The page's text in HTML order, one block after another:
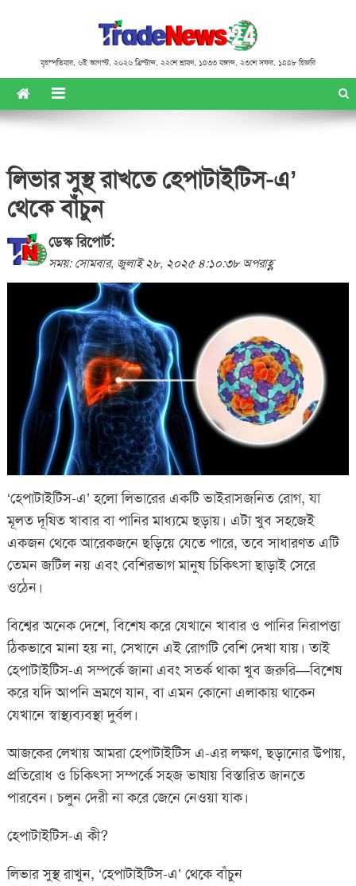
বৃহস্পতিবার, ৬ই আগস্ট, ২০২৬ খ্রিস্টাব্দ, ২২শে শ্রাবণ, ১৪৩৩ বঙ্গাব্দ, ২৩শে সফর, ১৪৪৮ হিজরি
লিভার সুস্থ রাখতে হেপাটাইটিস-এ’
থেকে বাঁচুন
ডেস্ক রিপোর্ট:
সময়: সোমবার, জুলাই ২৮, ২০২৫ ৪:১০:৩৮ অপরাহ্ণ
‘হেপাটাইটিস-এ’ হলো লিভারের একটি ভাইরাসজনিত রোগ, যা
মূলত দূষিত খাবার বা পানির মাধ্যমে ছড়ায়। এটা খুব সহজেই
একজন থেকে আরেকজনে ছড়িয়ে যেতে পারে, তবে সাধারণত এটি
তেমন জটিল নয় এবং বেশিরভাগ মানুষ চিকিৎসা ছাড়াই সেরে
ওঠেন।
বিশ্বের অনেক দেশে, বিশেষ করে যেখানে খাবার ও পানির নিরাপত্তা
ঠিকভাবে মানা হয় না, সেখানে এই রোগটি বেশি দেখা যায়। তাই
হেপাটাইটিস-এ সম্পর্কে জানা এবং সতর্ক থাকা খুব জরুরি—বিশেষ
করে যদি আপনি ভ্রমণে যান, বা এমন কোনো এলাকায় থাকেন
যেখানে স্বাস্থ্যব্যবস্থা দুর্বল।
আজকের লেখায় আমরা হেপাটাইটিস এ-এর লক্ষণ, ছড়ানোর উপায়,
প্রতিরোধ ও চিকিৎসা সম্পর্কে সহজ ভাষায় বিস্তারিত জানতে
পারবেন। চলুন দেরী না করে জেনে নেওয়া যাক।
হেপাটাইটিস-এ কী?
লিভার সুস্থ রাখুন, ‘হেপাটাইটিস-এ’ থেকে বাঁচুন